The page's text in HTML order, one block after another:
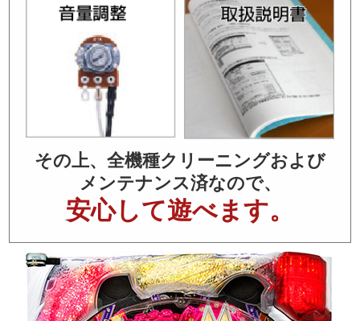
その上、全機種クリーニングおよび
メンテナンス済なので、
安心して遊べます。